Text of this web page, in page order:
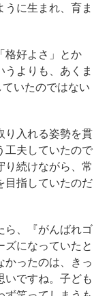
に生まれ、育ま
格好よさ」とか
うよりも、あくま
いたのではない
り入れる姿勢を貫
工夫していたので
り続けながら、常
目指していたのだ
ら、『がんばれゴ
ズになっていたと
かったのは、きっ
いですね。子ども